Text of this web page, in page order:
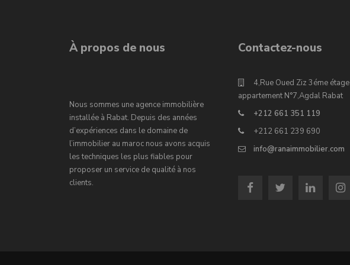
À propos de nous
Nous sommes une agence immobilière
installée à Rabat. Depuis des années
d’expériences dans le domaine de
l’immobilier au maroc nous avons acquis
les techniques les plus fiables pour
proposer un service de qualité à nos
clients.
Contactez-nous
4,Rue Oued Ziz 3éme étage
appartement N°7,Agdal Rabat
+212 661 351 119
+212 661 239 690
info@ranaimmobilier.com